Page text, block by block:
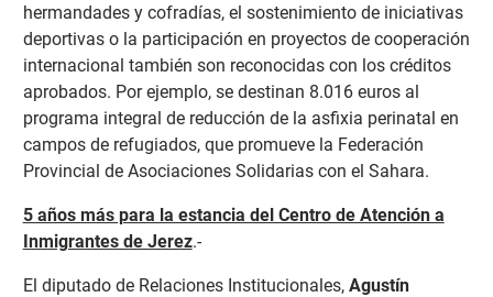
hermandades y cofradías, el sostenimiento de iniciativas
deportivas o la participación en proyectos de cooperación
internacional también son reconocidas con los créditos
aprobados. Por ejemplo, se destinan 8.016 euros al
programa integral de reducción de la asfixia perinatal en
campos de refugiados, que promueve la Federación
Provincial de Asociaciones Solidarias con el Sahara.
5 años más para la estancia del Centro de Atención a
Inmigrantes de Jerez.-
El diputado de Relaciones Institucionales, Agustín